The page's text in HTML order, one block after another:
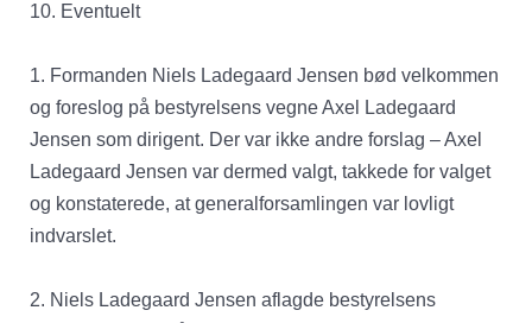
10. Eventuelt
1. Formanden Niels Ladegaard Jensen bød velkommen
og foreslog på bestyrelsens vegne Axel Ladegaard
Jensen som dirigent. Der var ikke andre forslag – Axel
Ladegaard Jensen var dermed valgt, takkede for valget
og konstaterede, at generalforsamlingen var lovligt
indvarslet.
2. Niels Ladegaard Jensen aflagde bestyrelsens